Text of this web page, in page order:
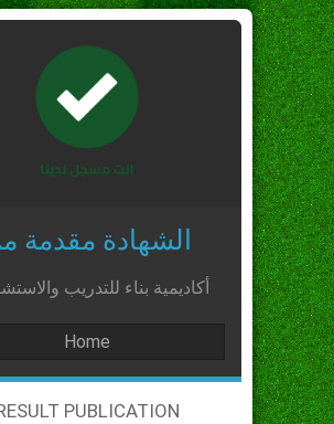
الشهادة مقدمة
أكاديمية بناء للتدريب
Home
PUBLICATION